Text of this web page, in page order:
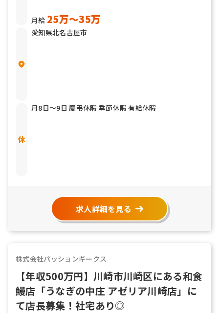
月給 25万〜35万
愛知県北名古屋市
月8日〜9日 慶弔休暇 季節休暇 有給休暇
求人詳細を見る
株式会社パッションギークス
【年収500万円】川崎市川崎区にある和食
鰻店「うなぎの中庄 アゼリア川崎店」に
て店長募集！社宅あり◎